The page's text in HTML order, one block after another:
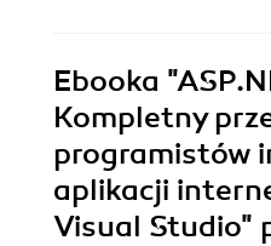
Ebooka
Kompletny
programistów
aplikacji
Visual Studio"